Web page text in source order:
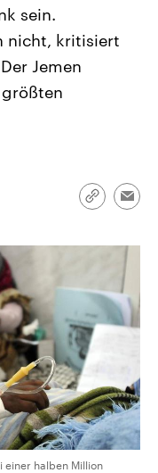
USA
Beiträge,
Wirtschaftlich und
gehören die Vereinigten
mit großem Einfluss auf
sein.
nicht, kritisiert
Jemen
Link
einer halben Million